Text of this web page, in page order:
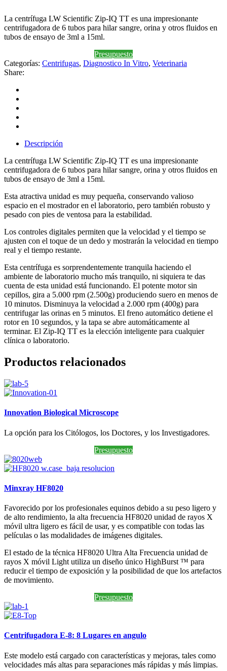
La centrífuga LW Scientific Zip-IQ TT es una impresionante
centrifugadora de 6 tubos para hilar sangre, orina y otros fluidos en
tubos de ensayo de 3ml a 15ml.
Presupuesto
Categorías: Centrifugas, Diagnostico In Vitro, Veterinaria
Share:
Descripción
La centrífuga LW Scientific Zip-IQ TT es una impresionante
centrifugadora de 6 tubos para hilar sangre, orina y otros fluidos en
tubos de ensayo de 3ml a 15ml.
Esta atractiva unidad es muy pequeña, conservando valioso
espacio en el mostrador en el laboratorio, pero también robusto y
pesado con pies de ventosa para la estabilidad.
Los controles digitales permiten que la velocidad y el tiempo se
ajusten con el toque de un dedo y mostrarán la velocidad en tiempo
real y el tiempo restante.
Esta centrífuga es sorprendentemente tranquila haciendo el
ambiente de laboratorio mucho más tranquilo, ni siquiera te das
cuenta de esta unidad está funcionando. El potente motor sin
cepillos, gira a 5.000 rpm (2.500g) produciendo suero en menos de
10 minutos. Disminuya la velocidad a 2.000 rpm (400g) para
centrifugar las orinas en 5 minutos. El freno automático detiene el
rotor en 10 segundos, y la tapa se abre automáticamente al
terminar. El Zip-IQ TT es la elección inteligente para cualquier
clínica o laboratorio.
Productos relacionados
Innovation Biological Microscope
La opción para los Citólogos, los Doctores, y los Investigadores.
Presupuesto
Minxray HF8020
Favorecido por los profesionales equinos debido a su peso ligero y
de alto rendimiento, la alta frecuencia HF8020 unidad de rayos X
móvil ultra ligero es fácil de usar, y es compatible con todas las
películas o las modalidades de imágenes digitales.
El estado de la técnica HF8020 Ultra Alta Frecuencia unidad de
rayos X móvil Light utiliza un diseño único HighBurst ™ para
reducir el tiempo de exposición y la posibilidad de que los artefactos
de movimiento.
Presupuesto
Centrifugadora E-8: 8 Lugares en angulo
Este modelo está cargado con características y mejoras, tales como
velocidades más altas para separaciones más rápidas y más limpias.